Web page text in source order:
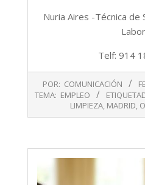
Nuria Aires -Técnica de
Telf: 914
04-
POR: COMUNICACIÓN
TEMA: EMPLEO
LIMPIEZA, MADRID,